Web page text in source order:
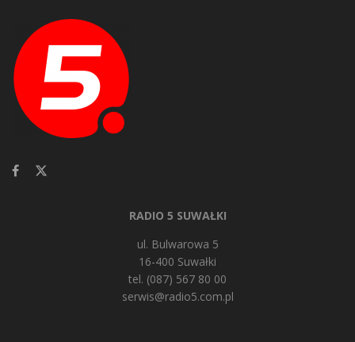
RADIO 5 SUWAŁKI
ul. Bulwarowa 5
16-400 Suwałki
tel. (087) 567 80 00
serwis@radio5.com.pl